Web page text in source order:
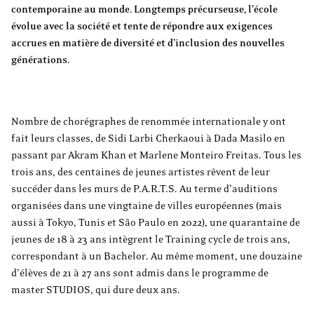
contemporaine au monde. Longtemps précurseuse, l’école
évolue avec la société et tente de répondre aux exigences
accrues en matière de diversité et d’inclusion des nouvelles
générations.
Nombre de chorégraphes de renommée internationale y ont
fait leurs classes, de Sidi Larbi Cherkaoui à Dada Masilo en
passant par Akram Khan et Marlene Monteiro Freitas. Tous les
trois ans, des centaines de jeunes artistes rêvent de leur
succéder dans les murs de P.A.R.T.S. Au terme d’auditions
organisées dans une vingtaine de villes européennes (mais
aussi à Tokyo, Tunis et São Paulo en 2022), une quarantaine de
jeunes de 18 à 23 ans intègrent le Training cycle de trois ans,
correspondant à un Bachelor. Au même moment, une douzaine
d’élèves de 21 à 27 ans sont admis dans le programme de
master STUDIOS, qui dure deux ans.